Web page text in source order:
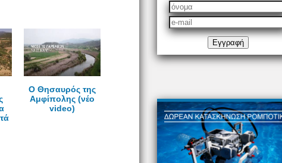
Ο Θησαυρός της
Αμφίπολης (νέο
video)